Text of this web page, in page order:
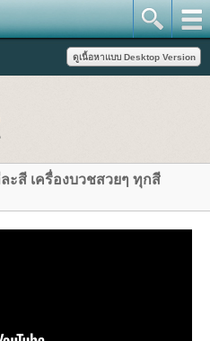
ะสี เครื่องบวชสวยๆ ทุกสี